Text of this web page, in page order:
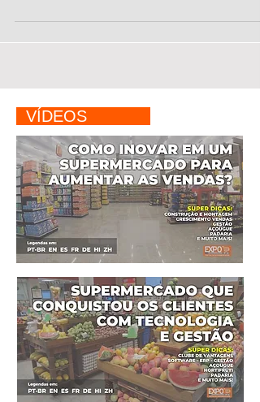
VÍDEOS